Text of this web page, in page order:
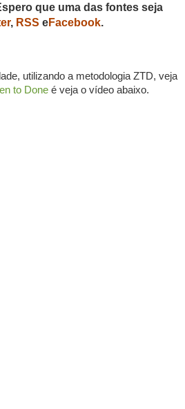
que uma das fontes seja
, RSS eFacebook.
utilizando a metodologia ZTD, veja
to Done é veja o vídeo abaixo.